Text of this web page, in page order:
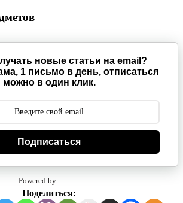
новые статьи на email?
1 письмо в день, отписаться
можно в один клик.
Подписаться
Powered by
Поделиться: